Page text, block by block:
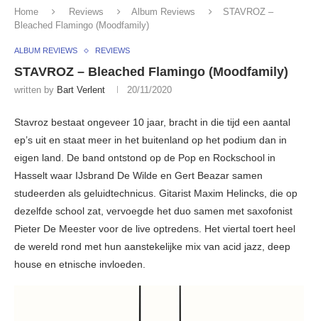
Home Reviews Album Reviews
STAVROZ –
Bleached Flamingo (Moodfamily)
ALBUM REVIEWS REVIEWS
STAVROZ – Bleached Flamingo (Moodfamily)
written by Bart Verlent 20/11/2020
Stavroz bestaat ongeveer 10 jaar, bracht in die tijd een aantal
ep’s uit en staat meer in het buitenland op het podium dan in
eigen land. De band ontstond op de Pop en Rockschool in
Hasselt waar IJsbrand De Wilde en Gert Beazar samen
studeerden als geluidtechnicus. Gitarist Maxim Helincks, die op
dezelfde school zat, vervoegde het duo samen met saxofonist
Pieter De Meester voor de live optredens. Het viertal toert heel
de wereld rond met hun aanstekelijke mix van acid jazz, deep
house en etnische invloeden.